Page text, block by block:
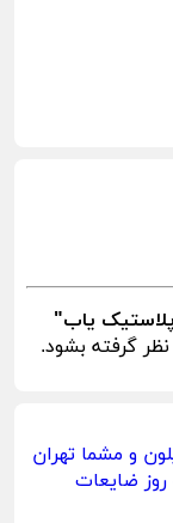
یاب"
گرفته بشود.
و مشما تهران
ضایعات